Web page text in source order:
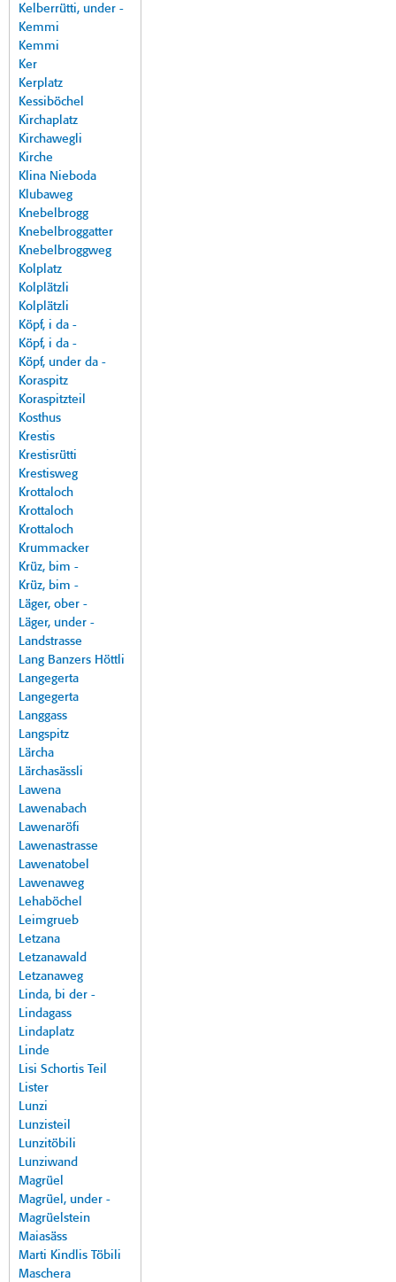
Kelberrütti, under -
Kemmi
Kemmi
Ker
Kerplatz
Kessiböchel
Kirchaplatz
Kirchawegli
Kirche
Klina Nieboda
Klubaweg
Knebelbrogg
Knebelbroggatter
Knebelbroggweg
Kolplatz
Kolplätzli
Kolplätzli
Köpf, i da -
Köpf, i da -
Köpf, under da -
Koraspitz
Koraspitzteil
Kosthus
Krestis
Krestisrütti
Krestisweg
Krottaloch
Krottaloch
Krottaloch
Krummacker
Krüz, bim -
Krüz, bim -
Läger, ober -
Läger, under -
Landstrasse
Lang Banzers Höttli
Langegerta
Langegerta
Langgass
Langspitz
Lärcha
Lärchasässli
Lawena
Lawenabach
Lawenaröfi
Lawenastrasse
Lawenatobel
Lawenaweg
Lehaböchel
Leimgrueb
Letzana
Letzanawald
Letzanaweg
Linda, bi der -
Lindagass
Lindaplatz
Linde
Lisi Schortis Teil
Lister
Lunzi
Lunzisteil
Lunzitöbili
Lunziwand
Magrüel
Magrüel, under -
Magrüelstein
Maiasäss
Marti Kindlis Töbili
Maschera